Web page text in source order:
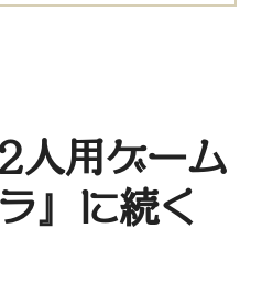
人用ゲーム
』に続く